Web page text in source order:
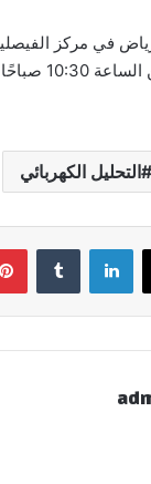
التحليل الكهربائي
‫X لينكدإن